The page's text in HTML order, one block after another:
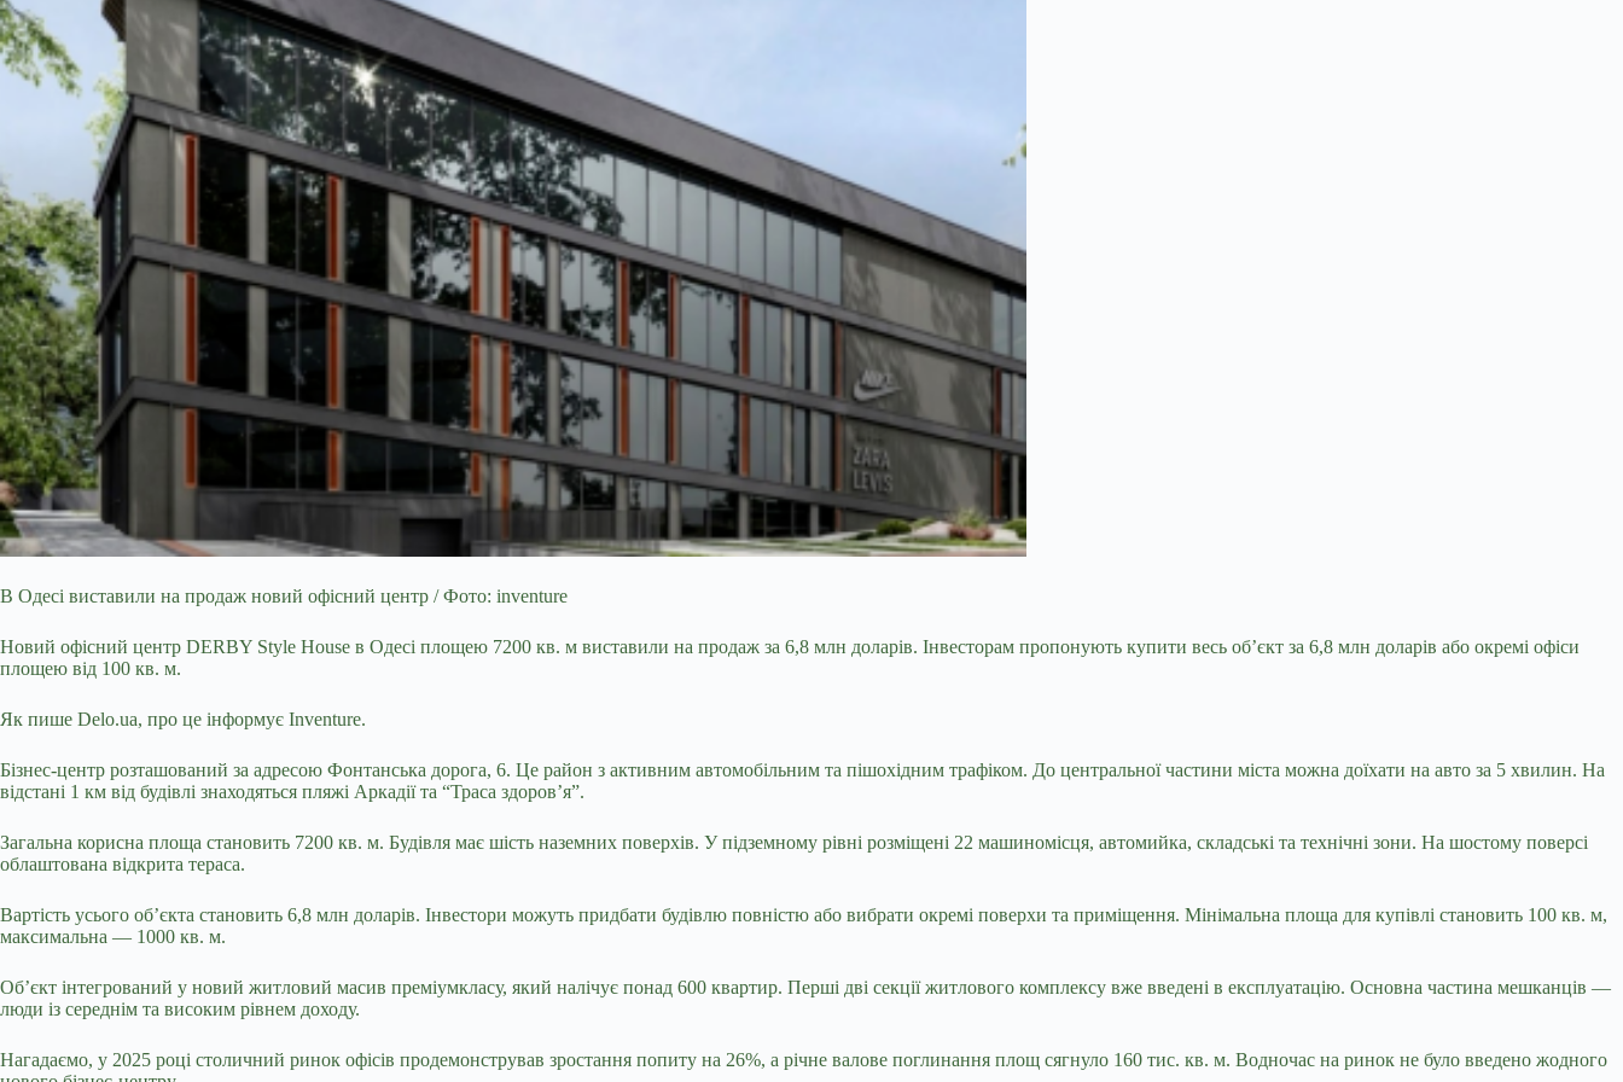
В Одесі виставили на продаж новий офісний центр / Фото: inventure
Новий офісний центр DERBY Style House в Одесі площею 7200 кв. м виставили на продаж за 6,8 млн доларів. Інвесторам пропонують купити весь об’єкт за 6,8 млн доларів або окремі офіси
площею від 100 кв. м.
Як пише Delo.ua, про це інформує Inventure.
Бізнес-центр розташований за адресою Фонтанська дорога, 6. Це район з активним автомобільним та пішохідним трафіком. До центральної частини міста можна доїхати на авто за 5 хвилин. На
відстані 1 км від будівлі знаходяться пляжі Аркадії та “Траса здоров’я”.
Загальна корисна площа становить 7200 кв. м. Будівля має шість наземних поверхів. У підземному рівні розміщені 22 машиномісця, автомийка, складські та технічні зони. На шостому поверсі
облаштована відкрита тераса.
Вартість усього об’єкта становить 6,8 млн доларів. Інвестори можуть придбати будівлю повністю або вибрати окремі поверхи та приміщення. Мінімальна площа для купівлі становить 100 кв. м,
максимальна — 1000 кв. м.
Об’єкт інтегрований у новий житловий масив преміумкласу, який налічує понад 600 квартир. Перші дві секції житлового комплексу вже введені в експлуатацію. Основна частина мешканців —
люди із середнім та високим рівнем доходу.
Нагадаємо, у 2025 році столичний ринок офісів продемонстрував зростання попиту на 26%, а річне валове поглинання площ сягнуло 160 тис. кв. м. Водночас на ринок не було введено жодного